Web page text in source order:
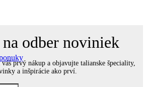
na odber noviniek
prvý nákup a objavujte talianske špeciality,
a inšpirácie ako prví.